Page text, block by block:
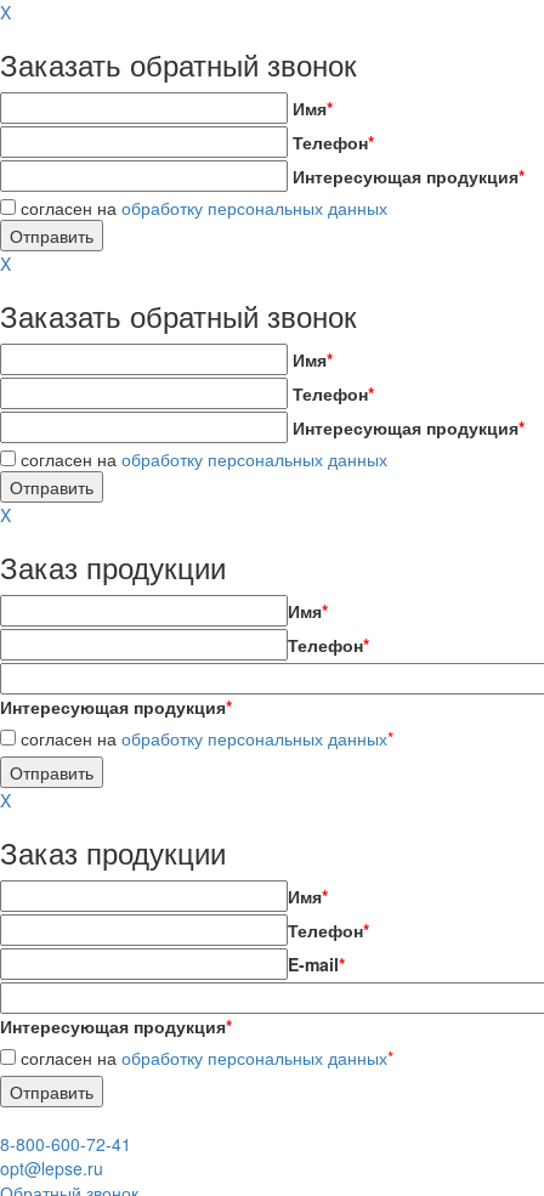
X
Заказать обратный звонок
Имя*
Телефон*
Интересующая продукция*
согласен на обработку персональных данных
X
Заказать обратный звонок
Имя*
Телефон*
Интересующая продукция*
согласен на обработку персональных данных
X
Заказ продукции
Имя*
Телефон*
Интересующая продукция*
согласен на обработку персональных данных*
X
Заказ продукции
Имя*
Телефон*
E-mail*
Интересующая продукция*
согласен на обработку персональных данных*
8-800-600-72-41
opt@lepse.ru